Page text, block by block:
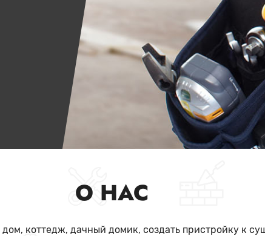
О НАС
коттедж, дачный домик, создать пристройку к